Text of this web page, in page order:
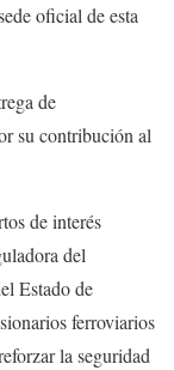
oficial de esta
de
su contribución al
de interés
del
Estado de
ferroviarios
la seguridad